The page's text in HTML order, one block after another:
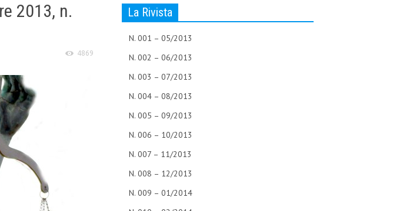
2013, n.
4869
La Rivista
N. 001 – 05/2013
N. 002 – 06/2013
N. 003 – 07/2013
N. 004 – 08/2013
N. 005 – 09/2013
N. 006 – 10/2013
N. 007 – 11/2013
N. 008 – 12/2013
N. 009 – 01/2014